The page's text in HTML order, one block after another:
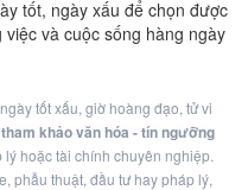
tốt, ngày xấu để chọn được
và cuộc sống hàng ngày
tốt xấu, giờ hoàng đạo, tử vi
tham khảo văn hóa - tín ngưỡng
lý hoặc tài chính chuyên nghiệp.
phẫu thuật, đầu tư hay pháp lý,